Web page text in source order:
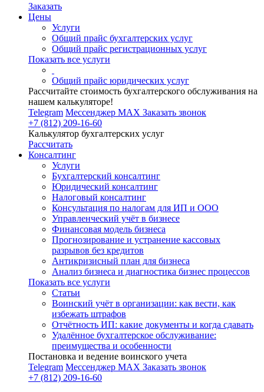
Заказать
Цены
Услуги
Общий прайс бухгалтерских услуг
Общий прайс регистрационных услуг
Показать все услуги
Общий прайс юридических услуг
Рассчитайте стоимость бухгалтерского обслуживания на
нашем калькуляторе!
Telegram Мессенджер MAX Заказать звонок
+7 (812) 209-16-60
Калькулятор бухгалтерских услуг
Рассчитать
Консалтинг
Услуги
Бухгалтерский консалтинг
Юридический консалтинг
Налоговый консалтинг
Консультация по налогам для ИП и ООО
Управленческий учёт в бизнесе
Финансовая модель бизнеса
Прогнозирование и устранение кассовых
разрывов без кредитов
Антикризисный план для бизнеса
Анализ бизнеса и диагностика бизнес процессов
Показать все услуги
Статьи
Воинский учёт в организации: как вести, как
избежать штрафов
Отчётность ИП: какие документы и когда сдавать
Удалённое бухгалтерское обслуживание:
преимущества и особенности
Постановка и ведение воинского учета
Telegram Мессенджер MAX Заказать звонок
+7 (812) 209-16-60